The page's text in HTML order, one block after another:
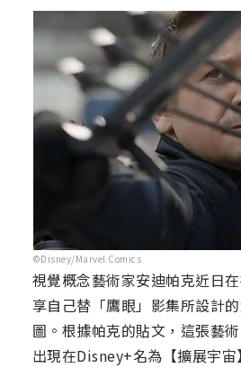
©Disney/Marvel Comics
視覺概念藝術家安迪帕克近日
享自己替「鷹眼」影集所設計
圖。根據帕克的貼文，這張藝
出現在Disney+名為【擴展宇